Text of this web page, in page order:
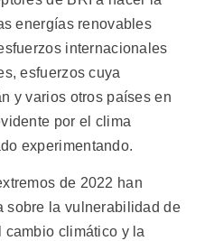
energías renovables
internacionales
esfuerzos cuya
y varios otros países en
por el clima
experimentando.
de 2022 han
sobre la vulnerabilidad de
cambio climático y la